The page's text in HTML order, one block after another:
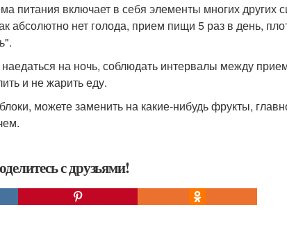
питания включает в себя элементы многих других
абсолютно нет голода, прием пищи 5 раз в день,
на ночь, соблюдать интервалы между
и не жарить еду.
можете заменить на какие-нибудь фрукты,
с друзьями!